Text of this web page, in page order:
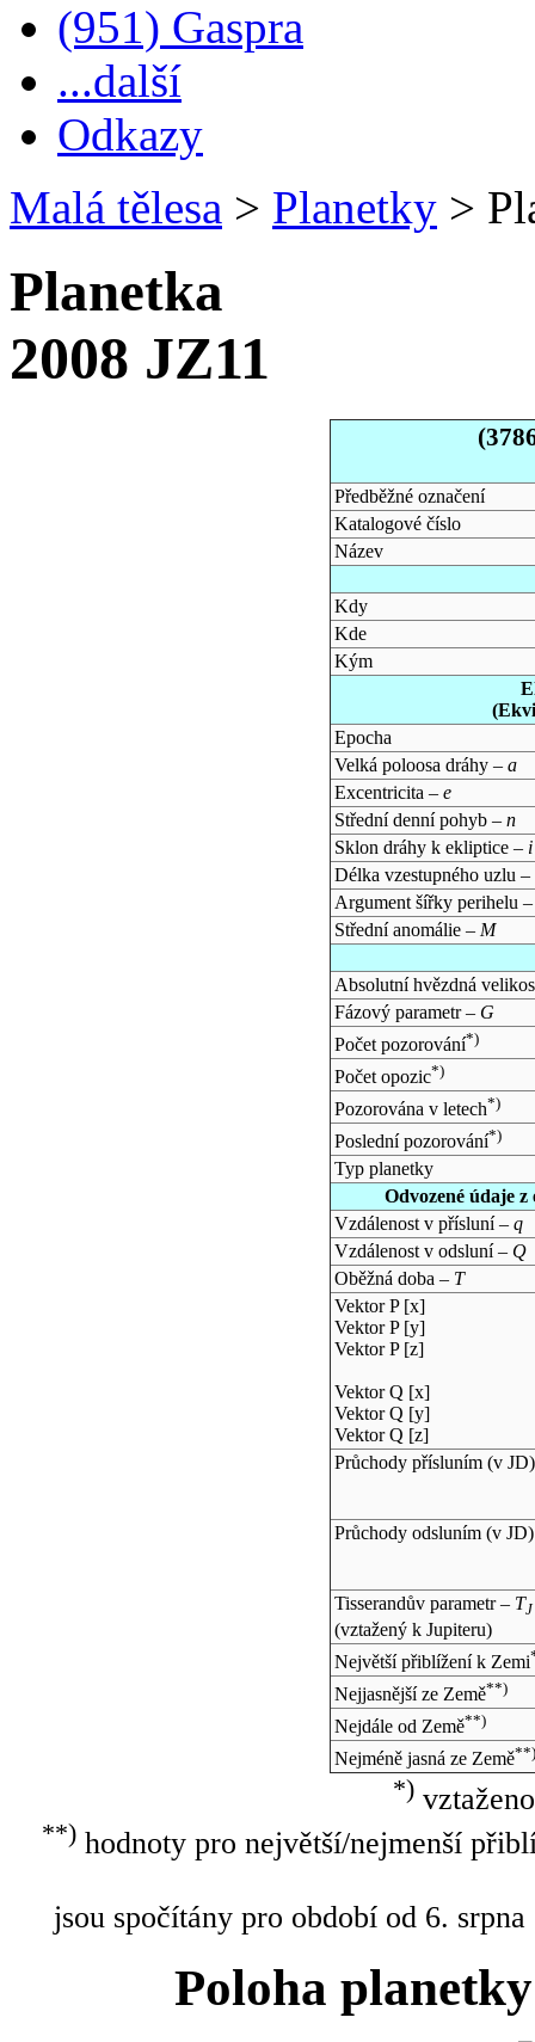
(951) Gaspra
...další
Odkazy
Malá tělesa > Planetky >
Planetka
2008 JZ11
Předběžné označení
Katalogové číslo
Název
Kdy
Kde
Kým
Epocha
Velká poloosa dráhy – a
Excentricita – e
Střední denní pohyb – n
Sklon dráhy k ekliptice – i
Délka vzestupného uzlu –
Argument šířky perihelu
Střední anomálie – M
Absolutní hvězdná
Fázový parametr – G
Počet pozorování*)
Počet opozic*)
Pozorována v letech*)
Poslední pozorování*)
Typ planetky
Odvozené údaje
Vzdálenost v přísluní – q
Vzdálenost v odsluní – Q
Oběžná doba – T
Vektor P [x]
Vektor P [y]
Vektor P [z]
Vektor Q [x]
Vektor Q [y]
Vektor Q [z]
Průchody přísluním (v JD)
Průchody odsluním (v JD)
Tisserandův parametr – TJ
(vztažený k Jupiteru)
Největší přiblížení k Zemi
Nejjasnější ze Země**)
Nejdále od Země**)
Nejméně jasná ze Země**)
*)
**)hodnoty pro největší/nejmenší
jsou spočítány pro období od 6.
Poloha